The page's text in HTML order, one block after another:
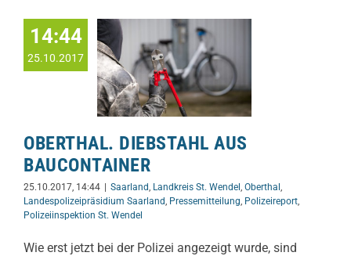
14:44
25.10.2017
OBERTHAL. DIEBSTAHL AUS
BAUCONTAINER
25.10.2017, 14:44 | Saarland Landkreis St. Wendel Oberthal
Landespolizeipräsidium Saarland Pressemitteilung Polizeireport
Polizeiinspektion St. Wendel
Wie erst jetzt bei der Polizei angezeigt wurde, sind